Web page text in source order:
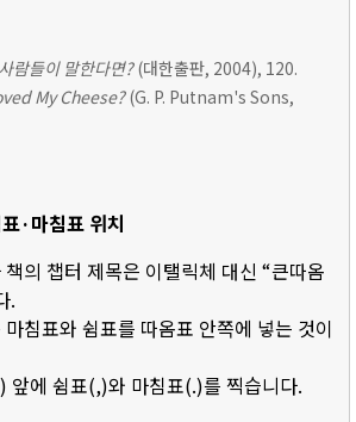
사람들이 말한다면?(대한출판, 2004), 120.
My Cheese?(G. P. Putnam's Sons,
·마침표 위치
의 챕터 제목은 이탤릭체 대신 “큰따옴
.
침표와 쉼표를 따옴표 안쪽에 넣는 것이
앞에 쉼표(,)와 마침표(.)를 찍습니다.